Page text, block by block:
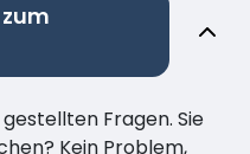
Fragen. Sie
Kein Problem,